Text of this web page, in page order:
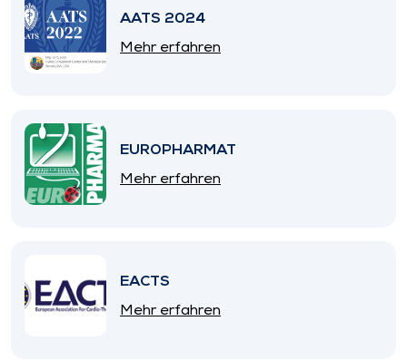
AATS 2024
Mehr erfahren
EUROPHARMAT
Mehr erfahren
EACTS
Mehr erfahren